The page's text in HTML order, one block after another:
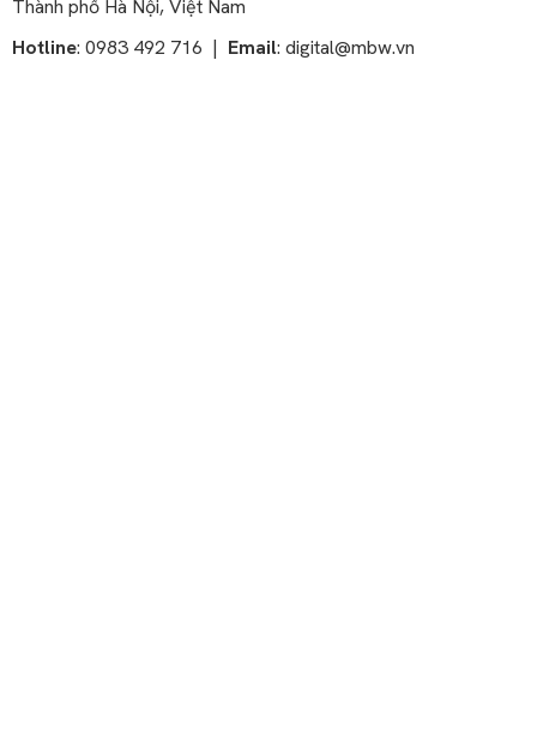
Thành phố Hà Nội, Việt Nam
Hotline: 0983 492 716 | Email: digital@mbw.vn